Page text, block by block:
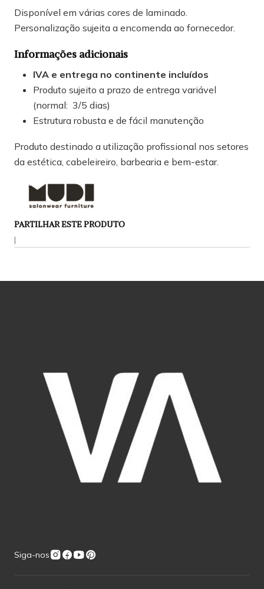
Disponível em várias cores de laminado.
Personalização sujeita a encomenda ao fornecedor.
Informações adicionais
IVA e entrega no continente incluídos
Produto sujeito a prazo de entrega variável
(normal: 3/5 dias)
Estrutura robusta e de fácil manutenção
Produto destinado a utilização profissional nos setores
da estética, cabeleireiro, barbearia e bem-estar.
PARTILHAR ESTE PRODUTO
|
Siga-nos